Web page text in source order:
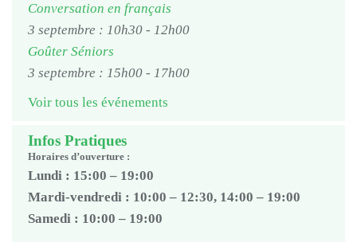
Conversation en français
3 septembre : 10h30 - 12h00
Goûter Séniors
3 septembre : 15h00 - 17h00
Voir tous les événements
Infos Pratiques
Horaires d’ouverture :
Lundi : 15:00 – 19:00
Mardi-vendredi : 10:00 – 12:30, 14:00 – 19:00
Samedi : 10:00 – 19:00